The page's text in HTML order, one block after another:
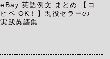
eBay 英語例文 まとめ 【コ
ピペ OK！】現役セラーの
実践英語集